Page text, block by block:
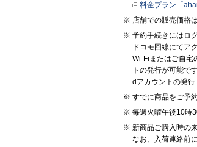
料金プラン「
店舗での販売価格
予約手続きにはロ
ドコモ回線にてア
Wi-Fiまたはご自宅
トの発行が可能です
dアカウントの発行
すでに商品をご予
毎週火曜午後10時
新商品ご購入時の
なお、入荷連絡前